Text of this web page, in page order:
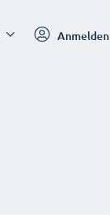
Anmelden